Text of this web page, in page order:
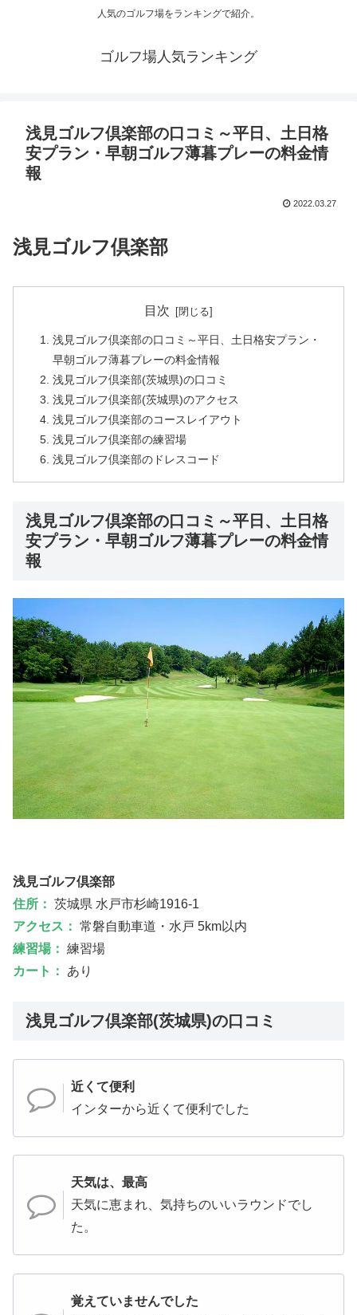
人気のゴルフ場をランキングで紹介。
ゴルフ場人気ランキング
浅見ゴルフ倶楽部の口コミ～平日、土日格
安プラン・早朝ゴルフ薄暮プレーの料金情
報
2022.03.27
浅見ゴルフ倶楽部
目次
浅見ゴルフ倶楽部の口コミ～平日、土日格安プラン・
早朝ゴルフ薄暮プレーの料金情報
浅見ゴルフ倶楽部(茨城県)の口コミ
浅見ゴルフ倶楽部(茨城県)のアクセス
浅見ゴルフ倶楽部のコースレイアウト
浅見ゴルフ倶楽部の練習場
浅見ゴルフ倶楽部のドレスコード
浅見ゴルフ倶楽部の口コミ～平日、土日格
安プラン・早朝ゴルフ薄暮プレーの料金情
報
浅見ゴルフ倶楽部
住所： 茨城県 水戸市杉崎1916-1
アクセス： 常磐自動車道・水戸 5km以内
練習場： 練習場
カート：
あり
浅見ゴルフ倶楽部(茨城県)の口コミ
近くて便利
インターから近くて便利でした
天気は、最高
天気に恵まれ、気持ちのいいラウンドでし
た。
覚えていませんでした